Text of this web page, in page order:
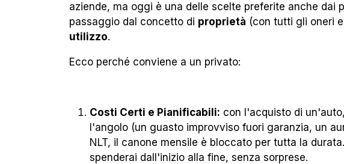
aziende, ma oggi è una delle scelte preferite anche dai
passaggio dal concetto di proprietà (con tutti gli oneri
utilizzo.
Ecco perché conviene a un privato:
Costi Certi e Pianificabili: con l'acquisto di
l'angolo (un guasto improvviso fuori garanzia, un
NLT, il canone mensile è bloccato per tutta la
spenderai dall'inizio alla fine, senza sorprese.